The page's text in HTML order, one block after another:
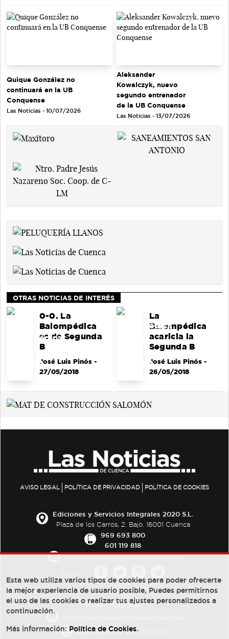
Quique González no
continuará en la UB
Conquense
Las Noticias - 10/07/2026
Aleksander
Kowalczyk, nuevo
segundo entrenador
de la UB Conquense
Las Noticias - 13/07/2026
OTRAS NOTICIAS DE INTERÉS
0-0. La
Balompédica
es de Segunda
B
José Luis Pinós-
27/05/2018
La
Balompédica
acaricia la
Segunda B
José Luis Pinós-
26/05/2018
AVISO LEGAL POLÍTICA DE PRIVACIDAD POLÍTICA DE COOKIES
Ediciones y Servicios Integrales 2020 S.L.
Plaza de los Carros, 2. Bajo. 16001 Cuenca
969 693 800
601 119 818
PUBLICIDAD:
684 126 573/670 726 392
Esta web utiliza varios tipos de cookies para poder ofrecerte
la mejor experiencia de usuario posible, Puedes permitirnos
el uso de las cookies o realizar tus ajustes personalizados a
continuación.
Más información: Política de Cookies.